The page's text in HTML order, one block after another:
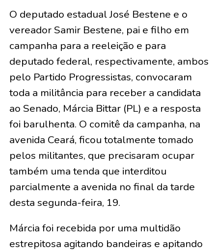
O deputado estadual José Bestene e o
vereador Samir Bestene, pai e filho em
campanha para a reeleição e para
deputado federal, respectivamente, ambos
pelo Partido Progressistas, convocaram
toda a militância para receber a candidata
ao Senado, Márcia Bittar (PL) e a resposta
foi barulhenta. O comitê da campanha, na
avenida Ceará, ficou totalmente tomado
pelos militantes, que precisaram ocupar
também uma tenda que interditou
parcialmente a avenida no final da tarde
desta segunda-feira, 19.
Márcia foi recebida por uma multidão
estrepitosa agitando bandeiras e apitando